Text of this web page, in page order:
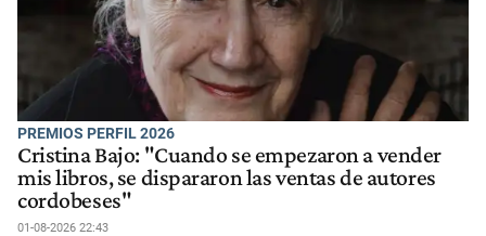
PREMIOS PERFIL 2026
Cristina Bajo: "Cuando se empezaron a vender
mis libros, se dispararon las ventas de autores
cordobeses"
01-08-2026 22:43